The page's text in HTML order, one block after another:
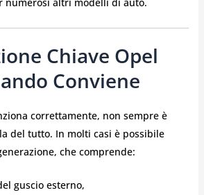
Chiave Opel
Conviene
correttamente, non sempre è
del tutto. In molti casi è possibile
che comprende:
guscio esterno,